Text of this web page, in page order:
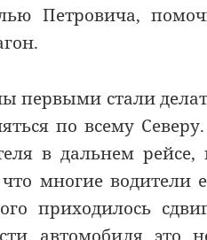
Петровича,
первыми стали
по всему
в дальнем
многие водители
приходилось
автомобиля это